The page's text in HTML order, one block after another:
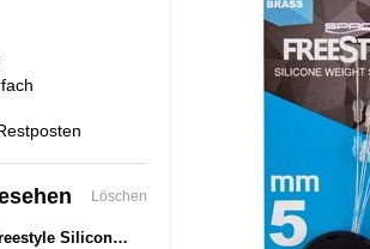
Löschen
SPRO Freestyle Silicone Weight Stopper